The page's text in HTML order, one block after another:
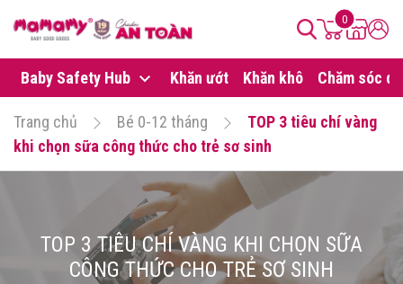
0
Baby Safety Hub Khăn ướt Khăn khô Chăm sóc da
Trang chủ Bé 0-12 tháng
TOP 3 tiêu chí vàng
khi chọn sữa công thức cho trẻ sơ sinh
TOP 3 TIÊU CHÍ VÀNG KHI CHỌN SỮA
CÔNG THỨC CHO TRẺ SƠ SINH